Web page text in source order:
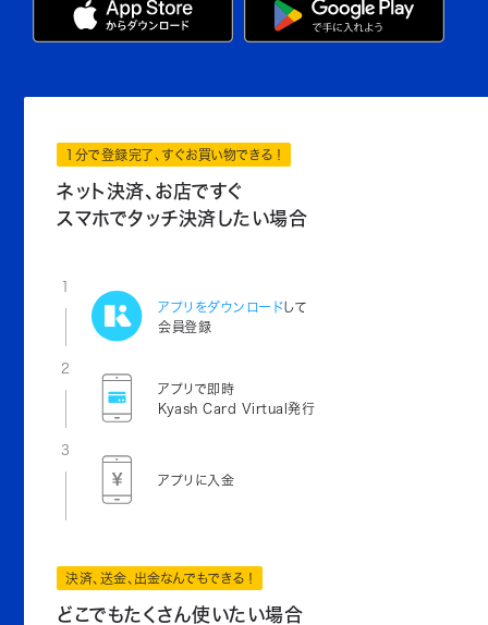
1分で登録完了、すぐお買い物できる！
ネット決済、お店ですぐ
スマホでタッチ決済したい場合
1
アプリをダウンロードして
会員登録
2
アプリで即時
Kyash Card Virtual発行
3
アプリに入金
決済、送金、出金なんでもできる！
どこでもたくさん使いたい場合